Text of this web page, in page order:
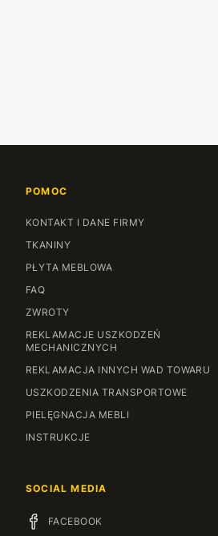
POMOC
KONTAKT I DANE FIRMY
TKANINY
PŁYTA MEBLOWA
FAQ
ZWROTY
REKLAMACJE USZKODZEŃ
MECHANICZNYCH
REKLAMACJA INNYCH WAD TOWARU
USZKODZENIA TRANSPORTOWE
PIELĘGNACJA MEBLI
INSTRUKCJE
SOCIAL MEDIA
FACEBOOK